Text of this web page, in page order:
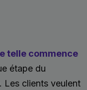
telle commence
étape du
Les clients veulent